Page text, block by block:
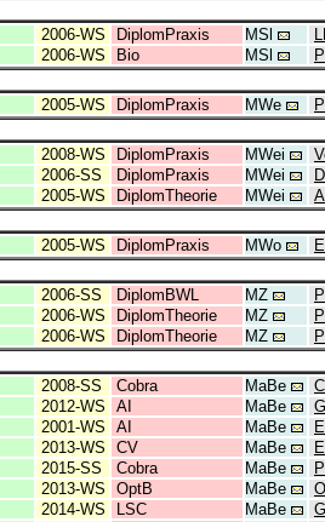
2006-WS DiplomPraxis MSl
2006-WS Bio MSl
2005-WS DiplomPraxis MWe
2008-WS DiplomPraxis MWei
2006-SS DiplomPraxis MWei
2005-WS DiplomTheorie MWei
2005-WS DiplomPraxis MWo
2006-SS DiplomBWL MZ
2006-WS DiplomTheorie MZ
2006-WS DiplomTheorie MZ
2008-SS Cobra MaBe
2012-WS AI MaBe
2001-WS AI MaBe
2013-WS CV MaBe
2015-SS Cobra MaBe
2013-WS OptB MaBe
2014-WS LSC MaBe